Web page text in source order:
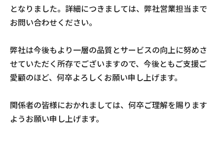
となりました。詳細につきましては、弊社営業担当まで
お問い合わせください。
弊社は今後もより一層の品質とサービスの向上に努めさ
せていただく所存でございますので、今後ともご支援ご
愛顧のほど、何卒よろしくお願い申し上げます。
関係者の皆様におかれましては、何卒ご理解を賜ります
ようお願い申し上げます。